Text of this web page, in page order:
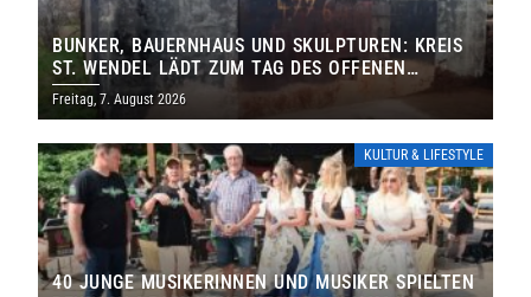
BUNKER, BAUERNHAUS UND SKULPTUREN: KREIS
ST. WENDEL LÄDT ZUM TAG DES OFFENEN
DENKMALS EIN
Freitag, 7. August 2026
KULTUR & LIFESTYLE
40 JUNGE MUSIKERINNEN UND MUSIKER SPIELTEN